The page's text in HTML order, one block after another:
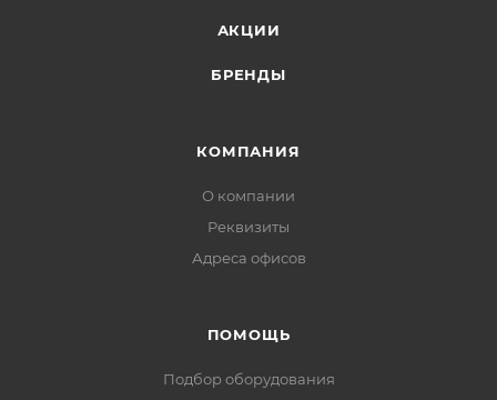
АКЦИИ
БРЕНДЫ
КОМПАНИЯ
О компании
Реквизиты
Адреса офисов
ПОМОЩЬ
Подбор оборудования